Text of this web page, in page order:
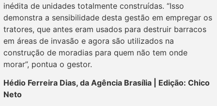
inédita de unidades totalmente construídas. “Isso
demonstra a sensibilidade desta gestão em empregar os
tratores, que antes eram usados para destruir barracos
em áreas de invasão e agora são utilizados na
construção de moradias para quem não tem onde
morar”, pontua o gestor.
Hédio Ferreira Dias, da Agência Brasília | Edição: Chico
Neto